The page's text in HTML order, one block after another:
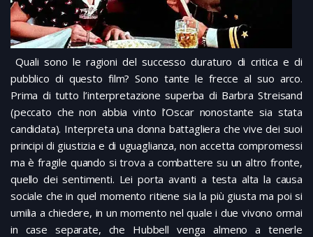
Quali sono le ragioni del successo duraturo di critica e di
pubblico di questo film? Sono tante le frecce al suo arco.
Prima di tutto l’interpretazione superba di Barbra Streisand
(peccato che non abbia vinto l’Oscar nonostante sia stata
candidata). Interpreta una donna battagliera che vive dei suoi
principi di giustizia e di uguaglianza, non accetta compromessi
ma è fragile quando si trova a combattere su un altro fronte,
quello dei sentimenti. Lei porta avanti a testa alta la causa
sociale che in quel momento ritiene sia la più giusta ma poi si
umilia a chiedere, in un momento nel quale i due vivono ormai
in case separate, che Hubbell venga almeno a tenerle